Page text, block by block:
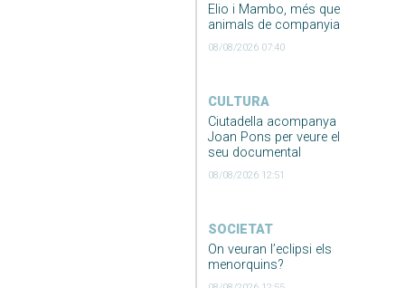
Elio i Mambo, més que
animals de companyia
08/08/2026 07:40
CULTURA
Ciutadella acompanya
Joan Pons per veure el
seu documental
08/08/2026 12:51
SOCIETAT
On veuran l’eclipsi els
menorquins?